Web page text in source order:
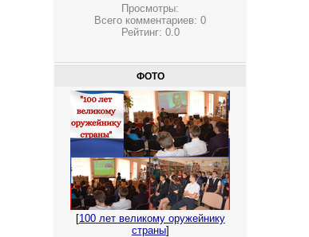
Просмотры:
Всего комментариев:0
Рейтинг: 0.0
ФОТО
[100 лет великому оружейнику
страны]